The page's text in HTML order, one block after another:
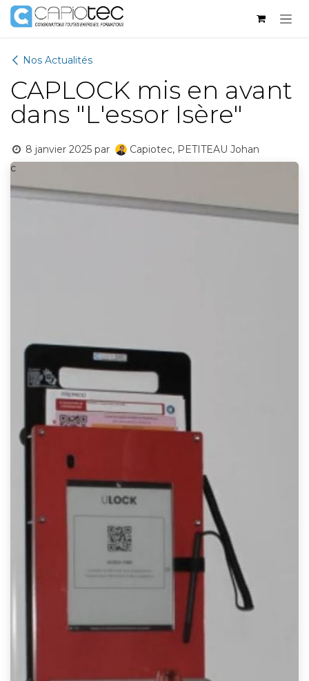
Se rendre au contenu
Nos Actualités
CAPLOCK mis en avant
dans "L'essor Isère"
8 janvier 2025 par
Capiotec, PETITEAU Johan
c